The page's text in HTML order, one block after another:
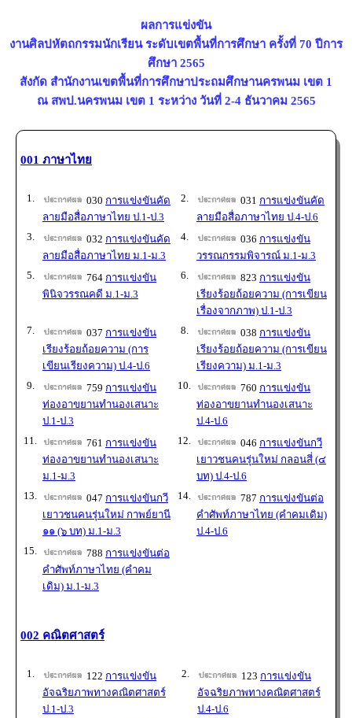
ผลการแข่งขัน
งานศิลปหัตถกรรมนักเรียน ระดับเขตพื้นที่การศึกษา ครั้งที่ 70 ปีการ
ศึกษา 2565
สังกัด สำนักงานเขตพื้นที่การศึกษาประถมศึกษานครพนม เขต 1
ณ สพป.นครพนม เขต 1 ระหว่าง วันที่ 2-4 ธันวาคม 2565
001 ภาษาไทย
1. 030 การแข่งขันคัด
ลายมือสื่อภาษาไทย ป.1-ป.3
2. 031 การแข่งขันคัด
ลายมือสื่อภาษาไทย ป.4-ป.6
3.
032 การแข่งขันคัด
ลายมือสื่อภาษาไทย ม.1-ม.3
4. 036 การแข่งขัน
วรรณกรรมพิจารณ์ ม.1-ม.3
5.
764 การแข่งขัน
พินิจวรรณคดี ม.1-ม.3
6. 823 การแข่งขัน
เรียงร้อยถ้อยความ (การเขียน
เรื่องจากภาพ) ป.1-ป.3
7.
037 การแข่งขัน
เรียงร้อยถ้อยความ (การ
เขียนเรียงความ) ป.4-ป.6
8. 038 การแข่งขัน
เรียงร้อยถ้อยความ (การเขียน
เรียงความ) ม.1-ม.3
9.
759 การแข่งขัน
ท่องอาขยานทำนองเสนาะ
ป.1-ป.3
10. 760 การแข่งขัน
ท่องอาขยานทำนองเสนาะ
ป.4-ป.6
11.
761 การแข่งขัน
ท่องอาขยานทำนองเสนาะ
ม.1-ม.3
12. 046 การแข่งขันกวี
เยาวชนคนรุ่นใหม่ กลอนสี่ (๔
บท) ป.4-ป.6
13.
047 การแข่งขันกวี
เยาวชนคนรุ่นใหม่ กาพย์ยานี
๑๑ (๖ บท) ม.1-ม.3
14. 787 การแข่งขันต่อ
คำศัพท์ภาษาไทย (คำคมเดิม)
ป.4-ป.6
15.
788 การแข่งขันต่อ
คำศัพท์ภาษาไทย (คำคม
เดิม) ม.1-ม.3
002 คณิตศาสตร์
1. 122 การแข่งขัน
อัจฉริยภาพทางคณิตศาสตร์
ป.1-ป.3
2. 123 การแข่งขัน
อัจฉริยภาพทางคณิตศาสตร์
ป.4-ป.6